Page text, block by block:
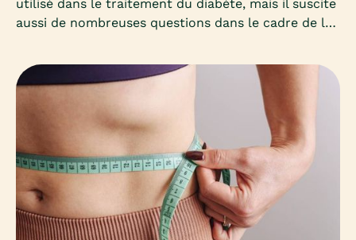
utilisé dans le traitement du diabète, mais il suscite
aussi de nombreuses questions dans le cadre de la
panorama clair et adapté, à destination des femmes
qui souhaitent perdre du poids et s’interrogent sur